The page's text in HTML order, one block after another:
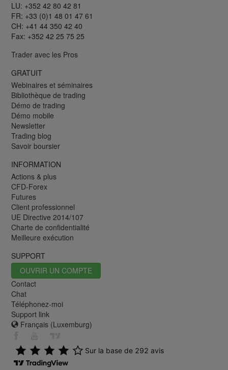
LU: +352 42 80 42 81
FR: +33 (0)1 48 01 47 61
CH: +41 44 350 42 40
Fax: +352 42 25 75 25
Trader avec les Pros
GRATUIT
Webinaires et séminaires
Bibliothèque de trading
Démo de trading
Démo mobile
Newsletter
Trading blog
Savoir boursier
INFORMATION
Actions & plus
CFD-Forex
Futures
Client professionnel
UE Directive 2014/107
Charte de confidentialité
Meilleure exécution
SUPPORT
OUVRIR UN COMPTE
Contact
Chat
Téléphonez-moi
Support link
Français (Luxemburg)